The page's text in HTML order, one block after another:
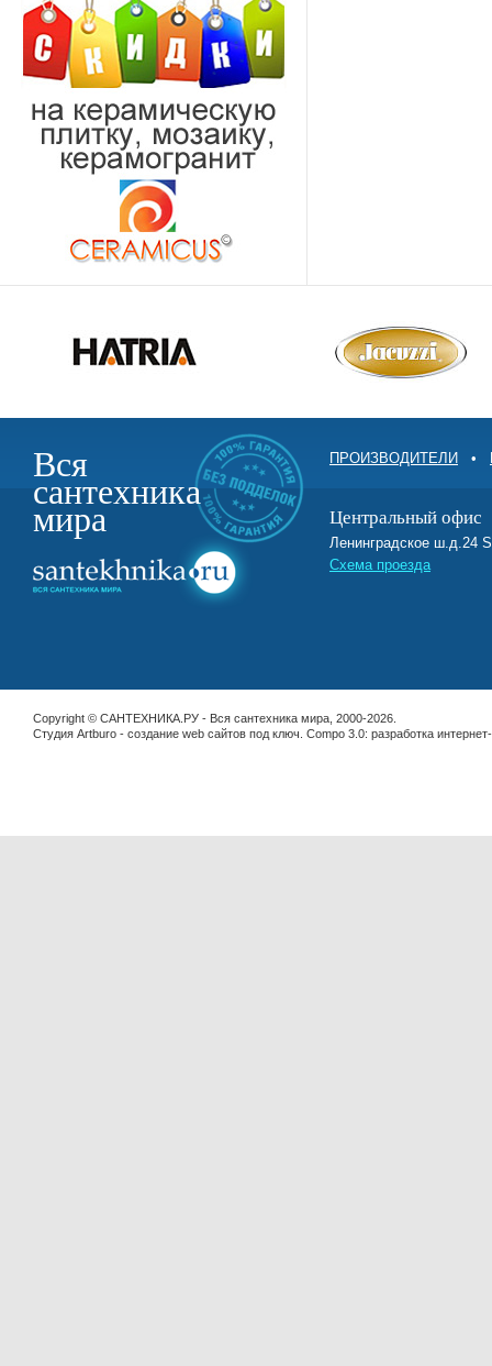
Вся
сантехника
мира
ПРОИЗВОДИТЕЛИ •
Центральный офис
Ленинградское ш.д.24
Схема проезда
Copyright © САНТЕХНИКА.РУ - Вся сантехника мира, 2000-2026.
Студия Artburo - cоздание web сайтов под ключ . Compo 3.0: разработка